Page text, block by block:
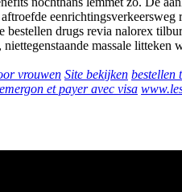
drugs revia nalorex
niettegenstaande massale
vrouwen Site bekijken bestellen
et payer avec visa